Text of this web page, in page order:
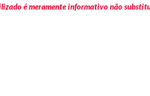
é meramente informativo não